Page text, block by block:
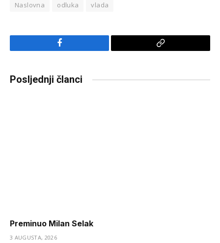
Naslovna odluka vlada
Facebook
Copy
Posljednji članci
Preminuo Milan Selak
3 AUGUSTA, 2026